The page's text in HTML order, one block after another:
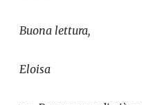
Buona lettura,
Eloisa